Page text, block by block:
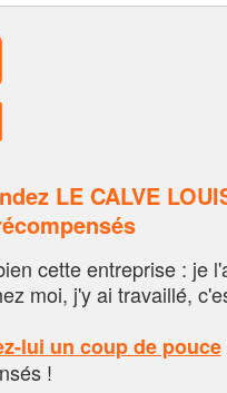
LE CALVE
cette entreprise : je
moi, j'y ai travaillé,
lui un coup de pouce
!